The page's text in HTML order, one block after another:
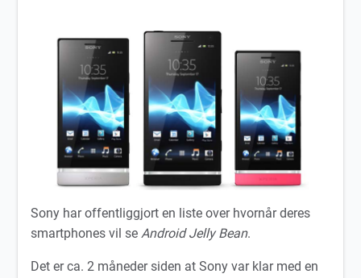
Sony har offentliggjort en liste over hvornår deres
smartphones vil seAndroid Jelly Bean.
Det er ca. 2 måneder siden at Sony var klar med en